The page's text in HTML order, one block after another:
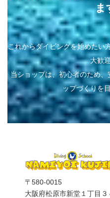
ま
これからダイビングを始めたい
大歓
当ショップは、初心者のため
ップづくりを
〒580-0015
大阪府松原市新堂１丁目３